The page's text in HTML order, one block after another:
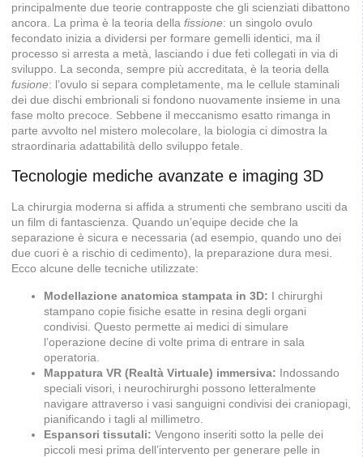
principalmente due teorie contrapposte che gli scienziati dibattono
ancora. La prima è la teoria della fissione: un singolo ovulo
fecondato inizia a dividersi per formare gemelli identici, ma il
processo si arresta a metà, lasciando i due feti collegati in via di
sviluppo. La seconda, sempre più accreditata, è la teoria della
fusione: l’ovulo si separa completamente, ma le cellule staminali
dei due dischi embrionali si fondono nuovamente insieme in una
fase molto precoce. Sebbene il meccanismo esatto rimanga in
parte avvolto nel mistero molecolare, la biologia ci dimostra la
straordinaria adattabilità dello sviluppo fetale.
Tecnologie mediche avanzate e imaging 3D
La chirurgia moderna si affida a strumenti che sembrano usciti da
un film di fantascienza. Quando un’equipe decide che la
separazione è sicura e necessaria (ad esempio, quando uno dei
due cuori è a rischio di cedimento), la preparazione dura mesi.
Ecco alcune delle tecniche utilizzate:
Modellazione anatomica stampata in 3D: I chirurghi
stampano copie fisiche esatte in resina degli organi
condivisi. Questo permette ai medici di simulare
l’operazione decine di volte prima di entrare in sala
operatoria.
Mappatura VR (Realtà Virtuale) immersiva: Indossando
speciali visori, i neurochirurghi possono letteralmente
navigare attraverso i vasi sanguigni condivisi dei craniopagi,
pianificando i tagli al millimetro.
Espansori tissutali: Vengono inseriti sotto la pelle dei
piccoli mesi prima dell’intervento per generare pelle in